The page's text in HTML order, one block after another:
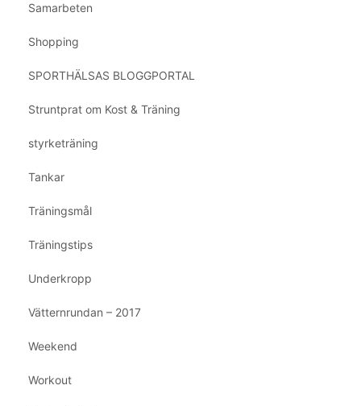
Samarbeten
Shopping
SPORTHÄLSAS BLOGGPORTAL
Struntprat om Kost & Träning
styrketräning
Tankar
Träningsmål
Träningstips
Underkropp
Vätternrundan – 2017
Weekend
Workout